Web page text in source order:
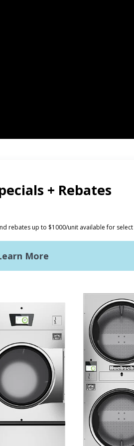
Primeros pasos
Servicio clásico